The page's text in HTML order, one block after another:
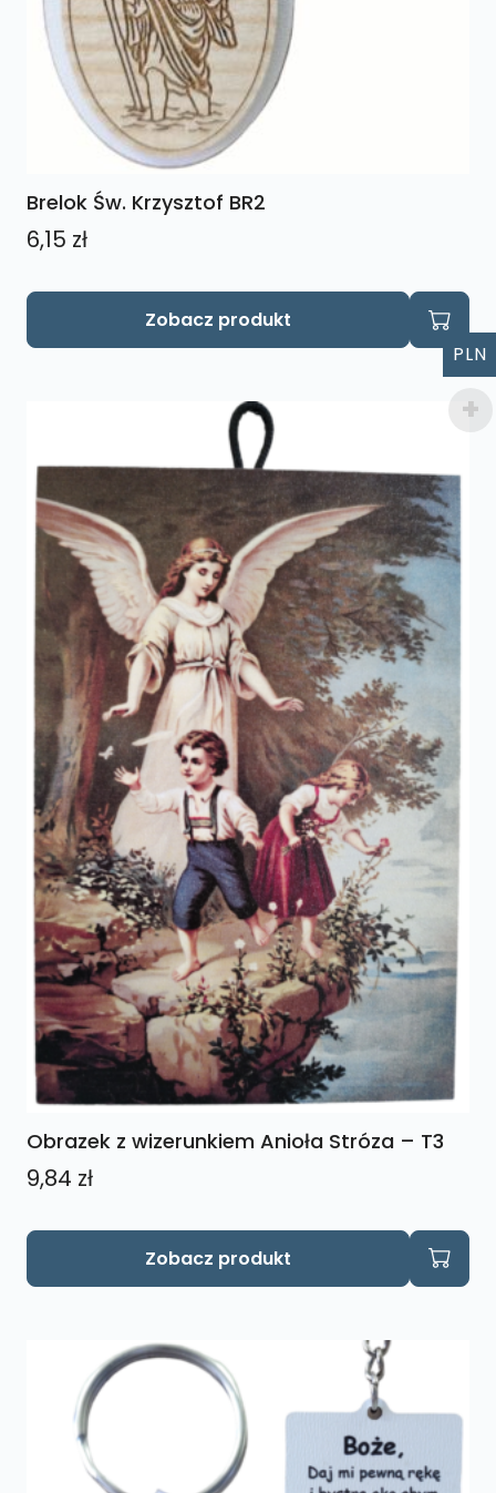
Brelok Św. Krzysztof BR2
6,15 zł
Zobacz produkt
Obrazek z wizerunkiem Anioła Stróza – T3
9,84 zł
Zobacz produkt
PLN